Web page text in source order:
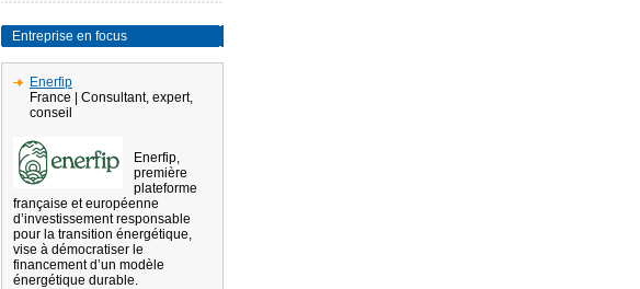
Entreprise en focus
Enerfip
France | Consultant, expert,
conseil
Enerfip,
première
plateforme
française et européenne
d’investissement responsable
pour la transition énergétique,
vise à démocratiser le
financement d’un modèle
énergétique durable.